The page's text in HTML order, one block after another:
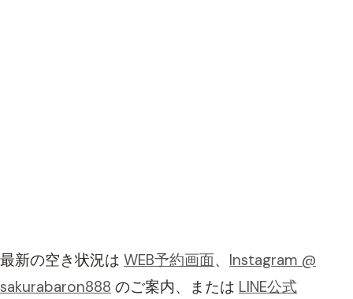
最新の空き状況は WEB予約画面、 Instagram @
sakurabaron888 のご案内、または LINE公式